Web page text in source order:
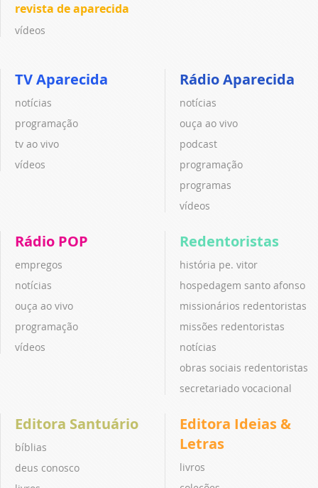
revista de aparecida
vídeos
TV Aparecida
notícias
programação
tv ao vivo
vídeos
Rádio Aparecida
notícias
ouça ao vivo
podcast
programação
programas
vídeos
Rádio POP
empregos
notícias
ouça ao vivo
programação
vídeos
Redentoristas
história pe. vitor
hospedagem santo afonso
missionários redentoristas
missões redentoristas
notícias
obras sociais redentoristas
secretariado vocacional
Editora Santuário
bíblias
deus conosco
Editora Ideias &
Letras
livros